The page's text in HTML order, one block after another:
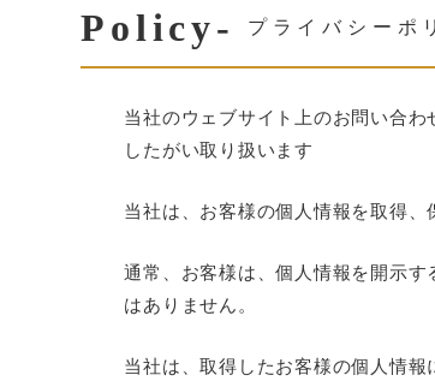
Policy- プライバシーポ
当社のウェブサイト上のお問い合
したがい取り扱います
当社は、お客様の個人情報を取得
通常、お客様は、個人情報を開示
はありません。
当社は、取得したお客様の個人情